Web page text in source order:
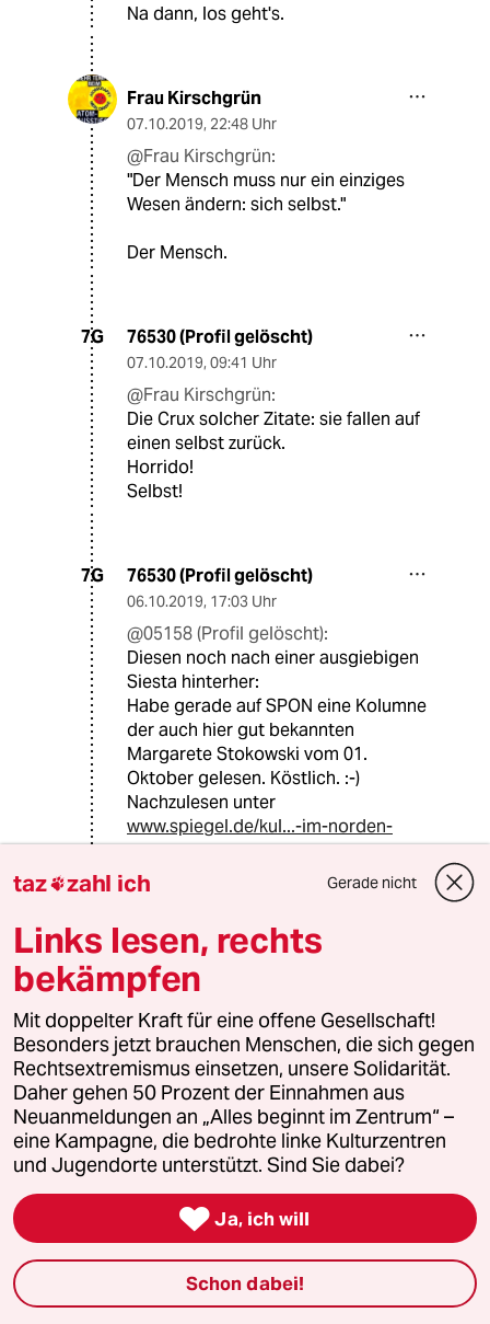
Na dann, los geht's.
Frau Kirschgrün
07.10.2019, 22:48 Uhr
@Frau Kirschgrün:
"Der Mensch muss nur ein einziges
Wesen ändern: sich selbst."
Der Mensch.
7G 76530 (Profil gelöscht)
07.10.2019, 09:41 Uhr
@Frau Kirschgrün:
Die Crux solcher Zitate: sie fallen auf
einen selbst zurück.
Horrido!
Selbst!
7G 76530 (Profil gelöscht)
06.10.2019, 17:03 Uhr
@05158 (Profil gelöscht):
Diesen noch nach einer ausgiebigen
Siesta hinterher:
Habe gerade auf SPON eine Kolumne
der auch hier gut bekannten
Margarete Stokowski vom 01.
Oktober gelesen. Köstlich. :-)
Nachzulesen unter
www.spiegel.de/kul...-im-norden-
europas...
Besondere Beachtung:
* kalsarikänni
Ich hole mir jetzt meinen Nußler und
auf YT die Leningrad Cowboys ...
Nastrovje ... Spielt auf, Jungs!
7G 76530 (Profil gelöscht)
06.10.2019,11:15 Uhr
@05158 (Profil gelöscht):
Danke, bro.
Botschaft angekommen.
TD Thomas Dreher
09:06 Uhr
Wir leben in grundstürzenden Zeiten, die
taz zahl ich Gerade nicht
Links lesen, rechts
bekämpfen
Mit doppelter Kraft für eine offene Gesellschaft!
Besonders jetzt brauchen Menschen, die sich gegen
Rechtsextremismus einsetzen, unsere Solidarität.
Daher gehen 50 Prozent der Einnahmen aus
Neuanmeldungen an „Alles beginnt im Zentrum“ –
eine Kampagne, die bedrohte linke Kulturzentren
und Jugendorte unterstützt. Sind Sie dabei?
 Ja, ich will
Schon dabei!